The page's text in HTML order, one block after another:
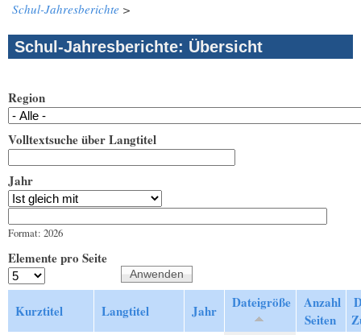
Schul-Jahresberichte >
Schul-Jahresberichte: Übersicht
Region
Volltextsuche über Langtitel
Jahr
Format: 2026
Elemente pro Seite
Kurztitel Langtitel Jahr Dateigröße
Anzahl
Seiten